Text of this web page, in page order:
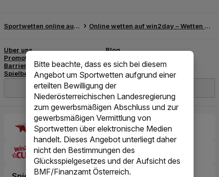
Bitte beachte, dass es sich bei diesem
Angebot um Sportwetten aufgrund einer
erteilten Bewilligung der
Niederösterreichischen Landesregierung
zum gewerbsmäßigen Abschluss und zur
gewerbsmäßigen Vermittlung von
Sportwetten über elektronische Medien
handelt. Dieses Angebot unterliegt daher
nicht den Bestimmungen des
Glücksspielgesetzes und der Aufsicht des
BMF/Finanzamt Österreich.